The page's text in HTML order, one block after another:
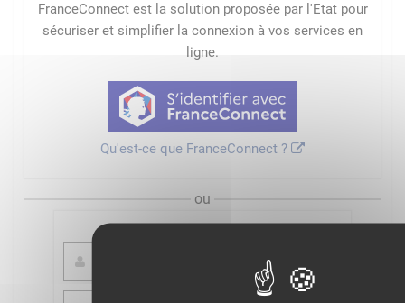
FranceConnect est la solution proposée par l'Etat pour
sécuriser et simplifier la connexion à vos services en
ligne.
Qu'est-ce que FranceConnect ?
ou